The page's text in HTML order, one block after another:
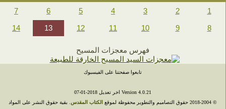
1
2
3
4
5
6
7
8
9
10
11
12
13
14
فهرس معجزات المسيح
تابعوا صفحتنا على الفيسبوك
Version 4.0.21 اخر تعديل 2018-01-07
© 2004-‎2018 حقوق التصاميم والتطوير محفوظة لموقع
الكتاب المقدس. بقية حقوق النشر على المواد